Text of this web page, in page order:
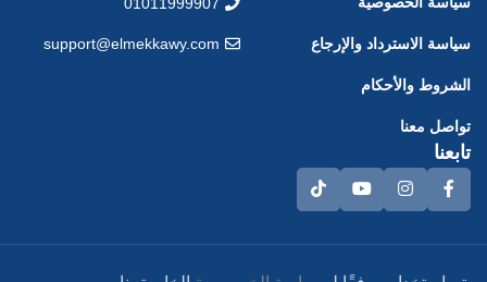
سياسة الاسترداد والإرجاع
الشروط والأحكام
تواصل معنا
support@elmekkawy.com
تابعنا